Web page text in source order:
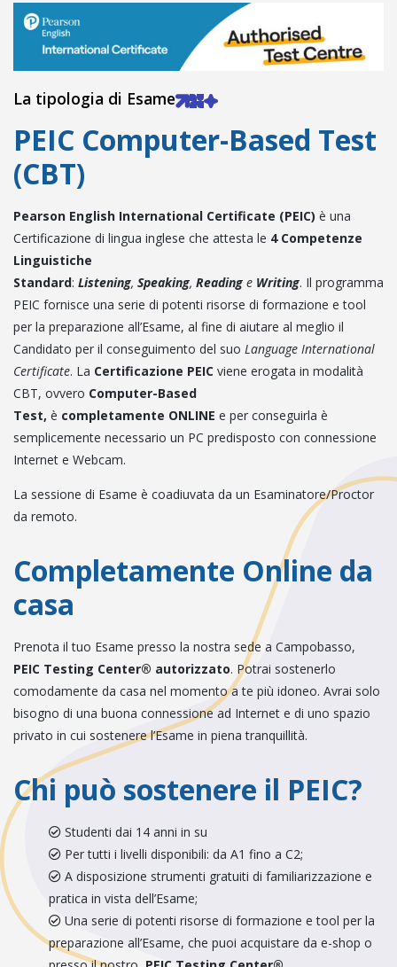
La tipologia di Esame
PEIC Computer-Based Test
(CBT)
Pearson English International Certificate (PEIC) è una
Certificazione di lingua inglese che attesta le 4 Competenze
Linguistiche
Standard: Listening, Speaking, Reading e Writing. Il programma
PEIC fornisce una serie di potenti risorse di formazione e tool
per la preparazione all’Esame, al fine di aiutare al meglio il
Candidato per il conseguimento del suo Language International
Certificate. La Certificazione PEIC viene erogata in modalità
CBT, ovvero Computer-Based
Test, è completamente ONLINE e per conseguirla è
semplicemente necessario un PC predisposto con connessione
Internet e Webcam.
La sessione di Esame è coadiuvata da un Esaminatore/Proctor
da remoto.
Completamente Online da
casa
Prenota il tuo Esame presso la nostra sede a Campobasso,
PEIC Testing Center® autorizzato. Potrai sostenerlo
comodamente da casa nel momento a te più idoneo. Avrai solo
bisogno di una buona connessione ad Internet e di uno spazio
privato in cui sostenere l’Esame in piena tranquillità.
Chi può sostenere il PEIC?
Studenti dai 14 anni in su
Per tutti i livelli disponibili: da A1 fino a C2;
A disposizione strumenti gratuiti di familiarizzazione e
pratica in vista dell’Esame;
Una serie di potenti risorse di formazione e tool per la
preparazione all’Esame, che puoi acquistare da e-shop o